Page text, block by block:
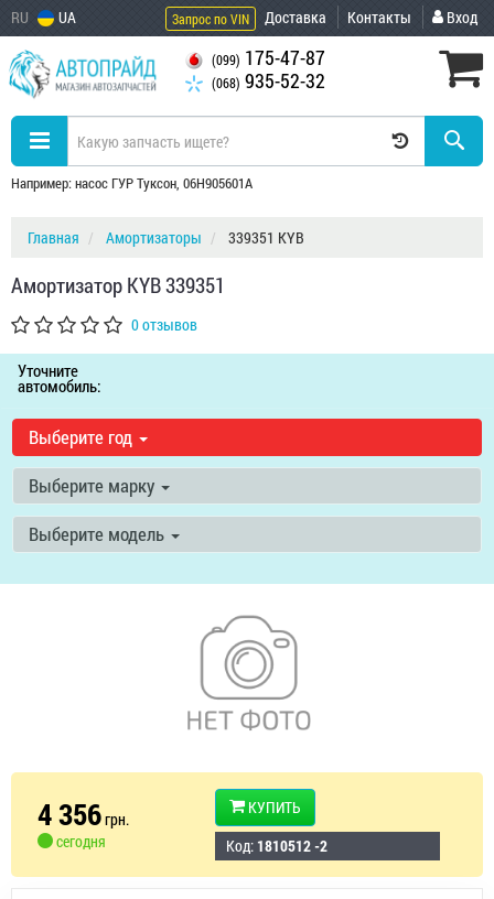
RU UA Запрос по VIN Доставка Контакты Вход
(099) 175-47-87
(068) 935-52-32
Например: насос ГУР Туксон, 06H905601A
Главная Амортизаторы 339351 KYB
Амортизатор KYB 339351
0 отзывов
Уточните
автомобиль:
Выберите год
Выберите марку
Выберите модель
4 356грн.
сегодня
КУПИТЬ
Код: 1810512 -2